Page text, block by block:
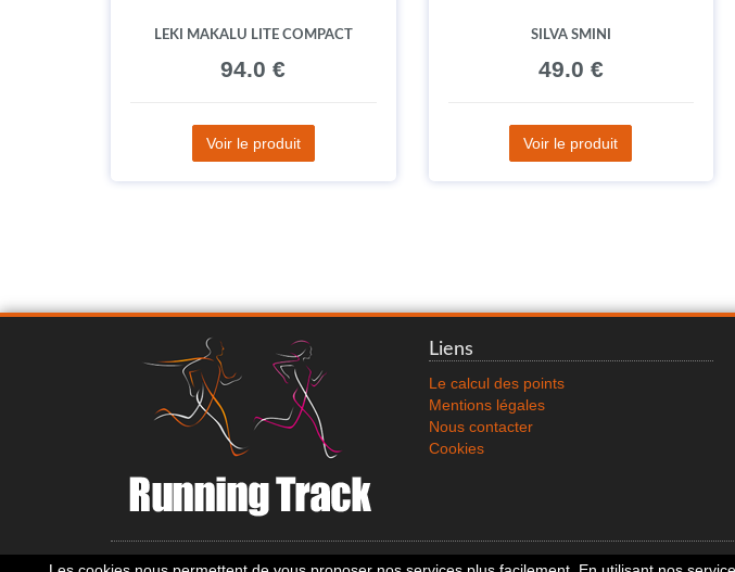
LEKI MAKALU LITE COMPACT
94.0 €
Voir le produit
SILVA SMINI
49.0 €
Voir le produit
Liens
Le calcul des points
Mentions légales
Nous contacter
Cookies
© 2026 Running